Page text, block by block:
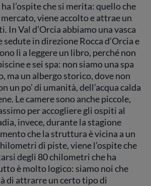
l’ospite che si merita: quello che
viene accolto e attrae un
In Val d’Orcia abbiamo una vasca
in direzione Rocca d’Orcia e
lì a leggere un libro, perché non
e sei spa: non siamo una spa
ma un albergo storico, dove non
un po’ di umanità, dell’acqua calda
Le camere sono anche piccole,
per accogliere gli ospiti al
invece, durante la stagione
che la struttura è vicina a un
di piste, viene l’ospite che
degli 80 chilometri che ha
è molto logico: siamo noi che
di attrarre un certo tipo di